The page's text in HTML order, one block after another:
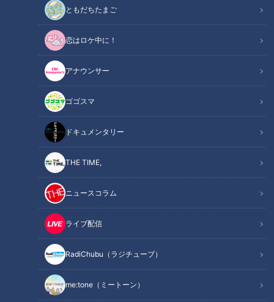
ともだちたまご
恋はロケ中に！
アナウンサー
ゴゴスマ
ドキュメンタリー
THE TIME,
ニュースコラム
ライブ配信
RadiChubu（ラジチューブ）
me:tone（ミートーン）
この記事の画像（全5枚）
記事に戻る
この記事を見たあなたへのおすすめ